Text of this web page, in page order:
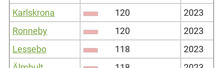
Karlskrona
120
2023
Ronneby
120
2023
Lessebo
118
2023